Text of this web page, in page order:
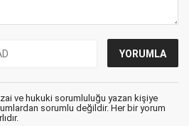
ve hukuki sorumluluğu yazan kişiye
sorumlu değildir. Her bir yorum